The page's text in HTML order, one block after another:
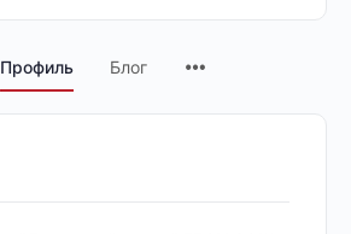
Профиль Блог